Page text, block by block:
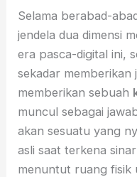
Selama berabad-
jendela dua dimensi
era pasca-digital ini,
sekadar memberikan
memberikan sebuah
muncul sebagai
akan sesuatu yang
asli saat terkena
menuntut ruang fisik